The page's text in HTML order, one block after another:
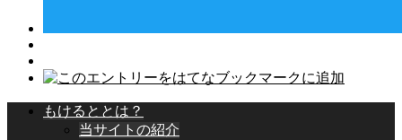
もけるととは？
当サイトの紹介